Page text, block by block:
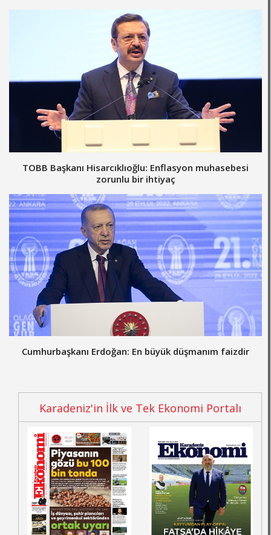
TOBB Başkanı Hisarcıklıoğlu: Enflasyon muhasebesi
zorunlu bir ihtiyaç
Cumhurbaşkanı Erdoğan: En büyük düşmanım faizdir
Karadeniz'in İlk ve Tek Ekonomi Portalı